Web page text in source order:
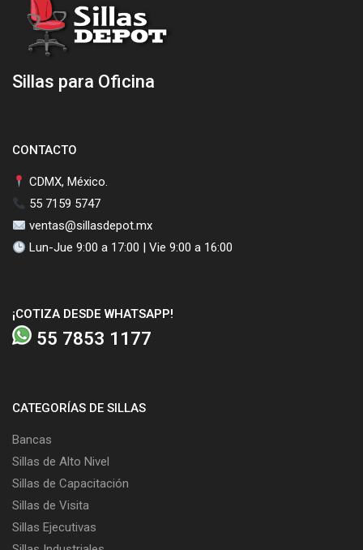
Sillas para Oficina
CONTACTO
CDMX, México.
55 7159 5747
ventas@sillasdepot.mx
Lun-Jue 9:00 a 17:00 | Vie 9:00 a 16:00
¡COTIZA DESDE WHATSAPP!
55 7853 1177
CATEGORÍAS DE SILLAS
Bancas
Sillas de Alto Nivel
Sillas de Capacitación
Sillas de Visita
Sillas Ejecutivas